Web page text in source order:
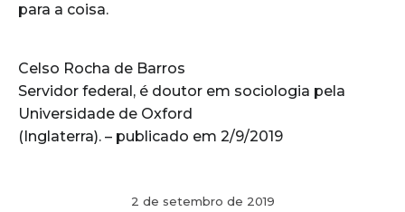
para a coisa.
Celso Rocha de Barros
Servidor federal, é doutor em sociologia pela
Universidade de Oxford
(Inglaterra). – publicado em 2/9/2019
2 de setembro de 2019